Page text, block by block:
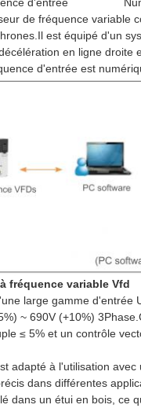
de fréquence variable
est équipé d'un
en ligne droite
d'entrée est
fréquence variable Vfd
large gamme d'entrée
~ 690V (+10%)
≤ 5% et un contrôle
adapté à l'utilisation
dans différentes
dans un étui en bois, ce